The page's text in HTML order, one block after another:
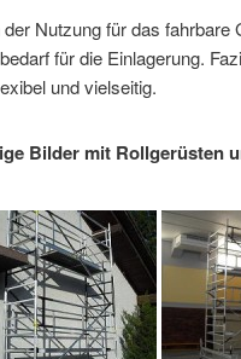
Nutzung für das fahrbare
für die Einlagerung.
und vielseitig.
Bilder mit Rollgerüsten